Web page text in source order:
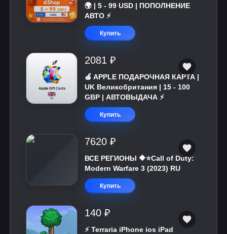
🌍 | 5 - 99 USD | ПОПОЛНЕНИЕ
АВТО ⚡
Купить
2081 ₽
🍎 APPLE ПОДАРОЧНАЯ КАРТА |
UK Великобритания | 15 - 100
GBP | АВТОВЫДАЧА ⚡️
Купить
7620 ₽
ВСЕ РЕГИОНЫ 🔶⭐Call of Duty:
Modern Warfare 3 (2023) RU
Купить
140 ₽
⚡️ Terraria iPhone ios iPad